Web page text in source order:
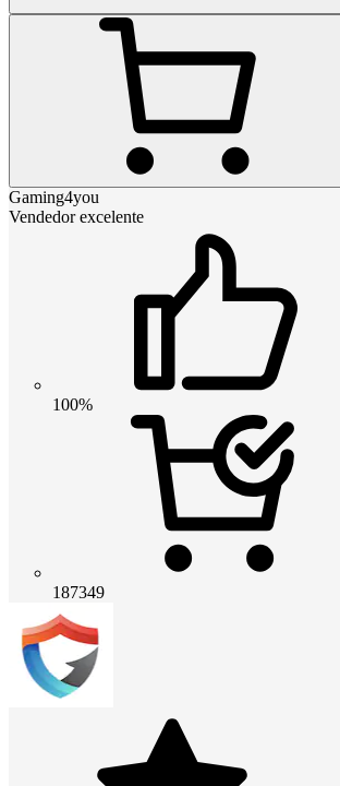
Gaming4you
Vendedor excelente
100%
187349